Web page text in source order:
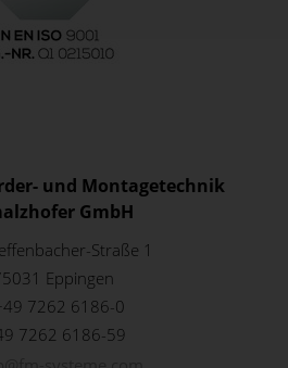
und Montagetechnik
GmbH
Straße 1
Eppingen
7262 6186-0
7262 6186-59